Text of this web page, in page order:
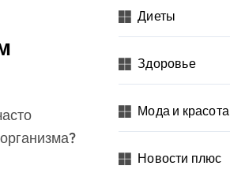
Диеты
Здоровье
Мода и красота
Новости плюс